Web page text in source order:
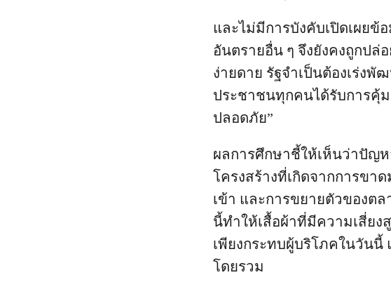
และไม่มีการบังคับเปิดเผยข้
อันตรายอื่น ๆ จึงยังคงถูกปล่
ง่ายดาย รัฐจำเป็นต้องเร่ง
ประชาชนทุกคนได้รับการคุ้
ปลอดภัย”
ผลการศึกษาชี้ให้เห็นว่าปัญ
โครงสร้างที่เกิดจากการขา
เข้า และการขยายตัวของต
นี้ทำให้เสื้อผ้าที่มีความเสี่ยง
เพียงกระทบผู้บริโภคในวัน
โดยรวม